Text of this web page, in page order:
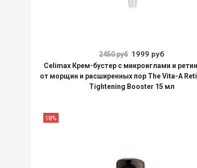
2450 руб 1999 руб
Celimax Крем-бустер с микроиглами и
от морщин и расширенных пор The Vita-A
Tightening Booster 15 мл
18%